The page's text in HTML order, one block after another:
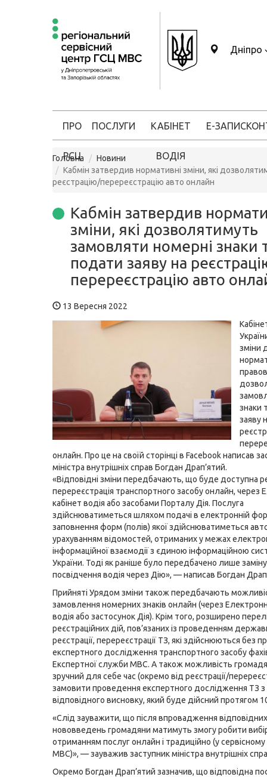
Дніпро
ПРО
РСЦ
ПОСЛУГИ КАБІНЕТ
ВОДІЯ
Е-ЗАПИС
Головна
Новини
Кабмін затвердив нормативні зміни, які
реєстрацію/перереєстрацію авто онлайн
Кабмін затвердив
зміни, які дозволятимуть
замовляти номерні знаки
подати заяву на
перереєстрацію авто
13 Вересня 2022
зміни
знаки
заяву
онлайн. Про це на своїй сторінці в Facebook написав
міністра внутрішніх справ Богдан Драп’ятий.
«Відповідні зміни передбачають, що буде доступна
перереєстрація транспортного засобу онлайн, через
кабінет водія або засобами Порталу Дія. Послуга
здійснюватиметься шляхом подачі в електронній
заповнення форм (полів) якої здійснюватиметься
урахуванням відомостей, отриманих у межах
інформаційної взаємодії з єдиною інформаційною
України. Тоді як раніше було передбачено лише заміну
посвідчення водія через Дію», — написав Богдан
Прийняті Урядом зміни також передбачають
замовлення номерних знаків онлайн (через
водія або застосунок Дія). Крім того, розширено
реєстраційних дій, пов’язаних із проведенням
реєстрації, перереєстрації ТЗ, які здійснюються без
експертного дослідження транспортного засобу
Експертної служби МВС. А також можливість
зручний для себе час (окремо від реєстрації/
замовити проведення експертного дослідження ТЗ
відповідного висновку, який буде дійсний протягом
«Слід зауважити, що після впровадження відповідних
нововведень громадяни матимуть змогу робити
отриманням послуг онлайн і традиційно (у сервісному
МВС)», — зауважив заступник міністра внутрішніх
Окремо Богдан Драп’ятий зазначив, що відповідна